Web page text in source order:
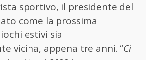
sportivo, il presidente del
come la prossima
estivi sia
vicina, appena tre anni. “Ci